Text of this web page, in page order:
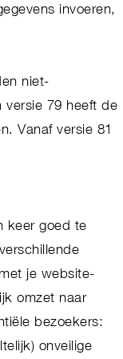
invoeren,
niet-
versie 79 heeft de
Vanaf versie 81
keer goed te
je website-
omzet naar
bezoekers:
onveilige